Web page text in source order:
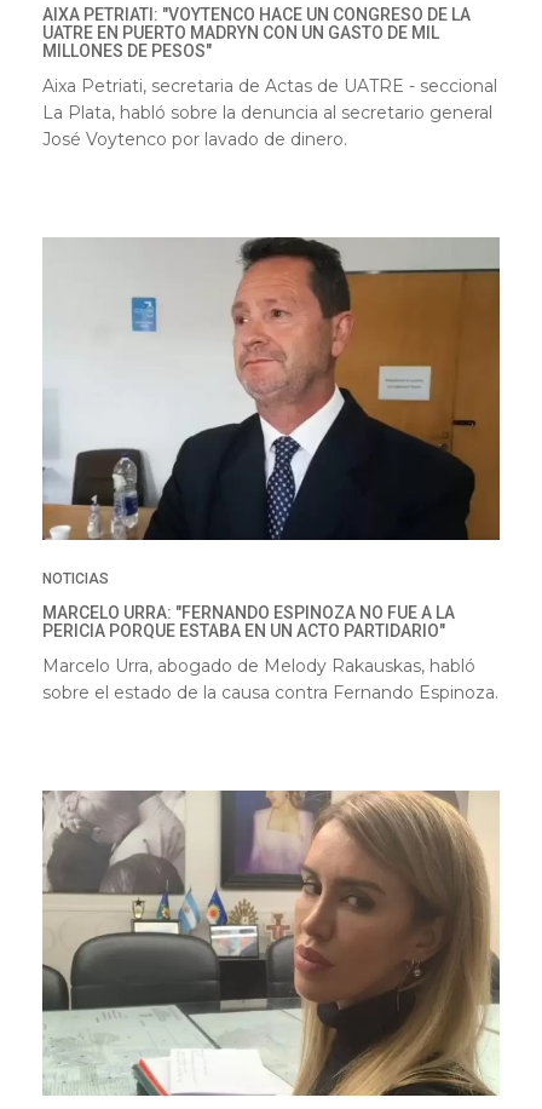
AIXA PETRIATI: "VOYTENCO HACE UN CONGRESO DE LA
UATRE EN PUERTO MADRYN CON UN GASTO DE MIL
MILLONES DE PESOS"
Aixa Petriati, secretaria de Actas de UATRE - seccional
La Plata, habló sobre la denuncia al secretario general
José Voytenco por lavado de dinero.
NOTICIAS
MARCELO URRA: "FERNANDO ESPINOZA NO FUE A LA
PERICIA PORQUE ESTABA EN UN ACTO PARTIDARIO"
Marcelo Urra, abogado de Melody Rakauskas, habló
sobre el estado de la causa contra Fernando Espinoza.